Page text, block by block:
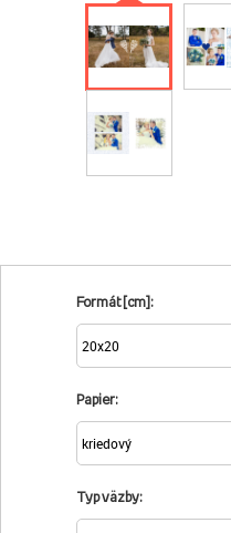
Formát [cm]:
Papier:
Typ väzby: